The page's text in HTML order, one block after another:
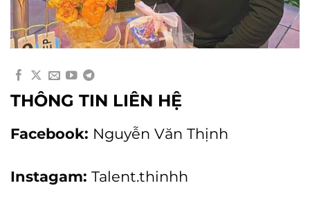
THÔNG TIN LIÊN HỆ
Facebook: Nguyễn Văn Thịnh
Instagam: Talent.thinhh